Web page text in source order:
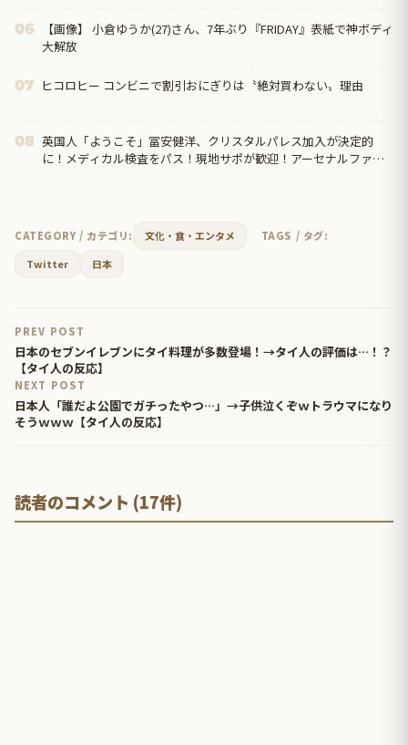
06
【画像】 小倉ゆうか(27)さん、7年ぶり『FRIDAY』表紙で神ボディ
大解放
07 ヒコロヒー コンビニで割引おにぎりは〝絶対買わない〟理由
08 英国人「ようこそ」冨安健洋、クリスタルパレス加入が決定的
に！メディカル検査をパス！現地サポが歓迎！アーセナルファン
CATEGORY / カテゴリ: 文化・食・エンタメ
TAGS / タグ:
Twitter
日本
PREV POST
日本のセブンイレブンにタイ料理が多数登場！→タイ人の評価は…！？
【タイ人の反応】
NEXT POST
日本人「誰だよ公園でガチったやつ…」→子供泣くぞｗトラウマになり
そうｗｗｗ【タイ人の反応】
読者のコメント (17件)